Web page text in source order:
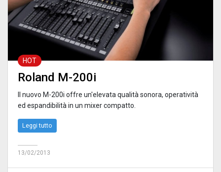
HOT
Roland M-200i
Il nuovo M-200i offre un'elevata qualità sonora, operatività
ed espandibilità in un mixer compatto.
Leggi tutto
13/02/2013